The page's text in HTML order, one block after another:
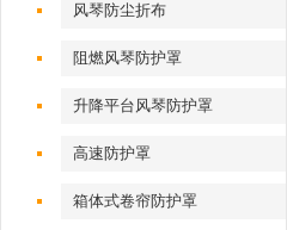
风琴防尘折布
阻燃风琴防护罩
升降平台风琴防护罩
高速防护罩
箱体式卷帘防护罩